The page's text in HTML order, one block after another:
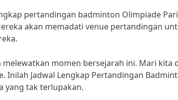
pertandingan badminton Olimpiade
akan memadati venue pertandingan
momen bersejarah ini. Mari kita
Inilah Jadwal Lengkap Pertandingan
yang tak terlupakan.